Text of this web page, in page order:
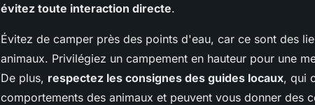
évitez toute interaction directe.
Évitez de camper près des points d'eau, car ce sont des
animaux. Privilégiez un campement en hauteur pour une
De plus, respectez les consignes des guides locaux, qui
comportements des animaux et peuvent vous donner des